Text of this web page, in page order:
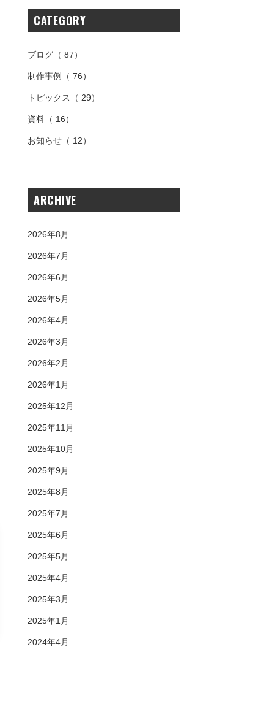
CATEGORY
ブログ （ 87）
制作事例 （ 76）
トピックス （ 29）
資料 （ 16）
お知らせ （ 12）
ARCHIVE
2026年8月
2026年7月
2026年6月
2026年5月
2026年4月
2026年3月
2026年2月
2026年1月
2025年12月
2025年11月
2025年10月
2025年9月
2025年8月
2025年7月
2025年6月
2025年5月
2025年4月
2025年3月
2025年1月
2024年4月